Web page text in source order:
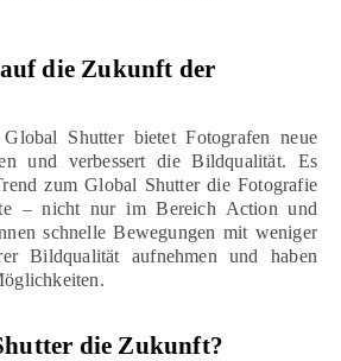
die Zukunft der
Shutter bietet Fotografen neue
und verbessert die Bildqualität. Es
zum Global Shutter die Fotografie
– nicht nur im Bereich Action und
schnelle Bewegungen mit weniger
Bildqualität aufnehmen und haben
die Zukunft?